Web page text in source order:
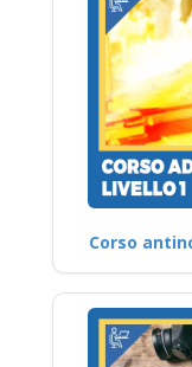
Corso